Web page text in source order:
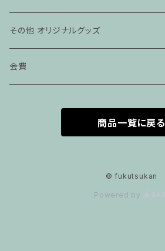
その他 オリジナルグッズ
会費
商品一覧に戻る
© fukutsukan
Powered by